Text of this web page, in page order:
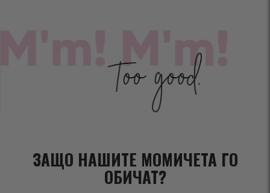
ЗАЩО НАШИТЕ МОМИЧЕТА ГО
ОБИЧАТ?